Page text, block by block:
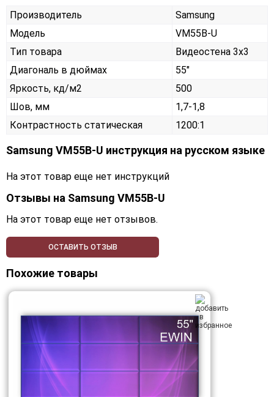
Производитель
Samsung
Модель
VM55B-U
Тип товара
Видеостена 3х3
Диагональ в дюймах
55"
Яркость, кд/м2
500
Шов, мм
1,7-1,8
Контрастность статическая
1200:1
Samsung VM55B-U инструкция на русском языке
На этот товар еще нет инструкций
Отзывы на Samsung VM55B-U
На этот товар еще нет отзывов.
ОСТАВИТЬ ОТЗЫВ
Похожие товары